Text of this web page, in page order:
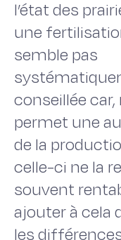
l’état des
une
semble pas
conseillée
permet une
de la
celle-ci ne la
souvent
ajouter à cela
les